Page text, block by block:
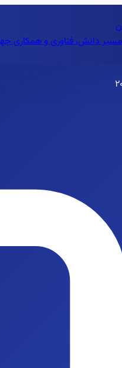
مسیر دانش، فناوری و همکاری